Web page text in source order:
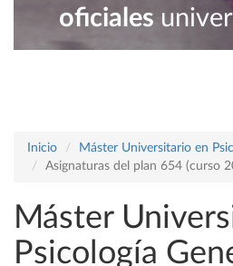
oficiales
Inicio
Máster Universitario en
Asignaturas del plan 654 (curso
Máster
Psicología